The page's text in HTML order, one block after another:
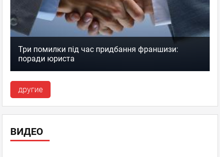
Три помилки під час придбання франшизи:
поради юриста
другие
ВИДЕО